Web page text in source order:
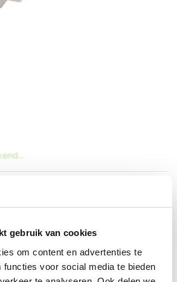
gebruik van cookies
om content en advertenties te
functies voor social media te bieden